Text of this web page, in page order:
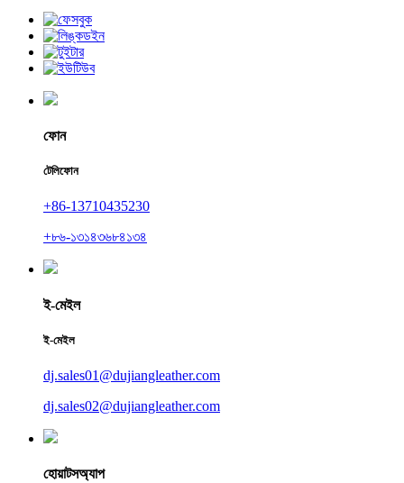
ফোন
টেলিফোন
+86-13710435230
+৮৬-১৩১৪৩৬৮৪১৩৪
ই-মেইল
ই-মেইল
dj.sales01@dujiangleather.com
dj.sales02@dujiangleather.com
হোয়াটসঅ্যাপ